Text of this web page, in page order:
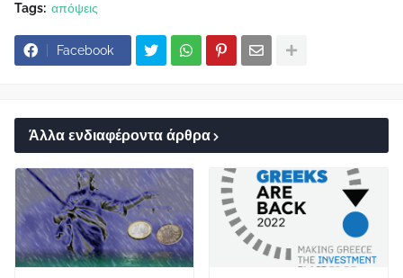
Tags: απόψεις
Facebook
Άλλα ενδιαφέροντα άρθρα